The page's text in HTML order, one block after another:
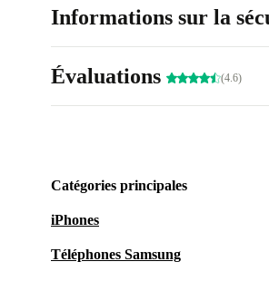
Informations sur la
Évaluations (4.6)
Catégories principales
iPhones
Téléphones Samsung